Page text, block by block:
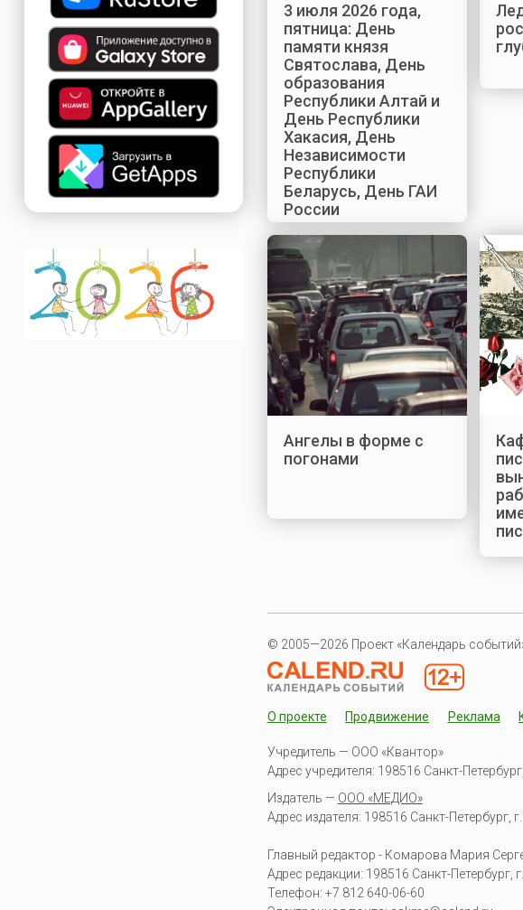
3 июля 2026 года,
пятница: День
памяти князя
Святослава, День
образования
Республики Алтай и
День Республики
Хакасия, День
Независимости
Республики
Беларусь, День ГАИ
России
Ангелы в форме с
погонами
© 2005—2026 Проект «Календарь
О проекте Продвижение Реклама
Учредитель — ООО «Квантор»
Адрес учредителя: 198516 Санкт-
Издатель — ООО «МЕДИО»
Адрес издателя: 198516 Санкт-Петербург,
Главный редактор - Комарова Мария
Адрес редакции: 198516 Санкт-Петербург,
Телефон: +7 812 640-06-60